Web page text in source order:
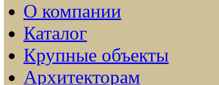
О компании
Каталог
Крупные объекты
Архитекторам